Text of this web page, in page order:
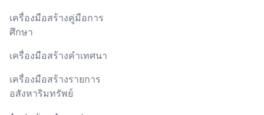
เครื่องมือสร้างคู่มือการ
ศึกษา
เครื่องมือสร้างคำเทศนา
เครื่องมือสร้างรายการ
อสังหาริมทรัพย์